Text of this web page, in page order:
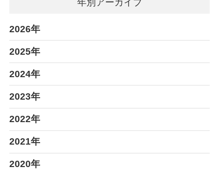
年別アーカイブ
2026年
2025年
2024年
2023年
2022年
2021年
2020年